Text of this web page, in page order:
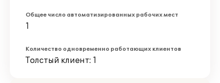
Общее число автоматизированных рабочих мест
1
Количество одновременно работающих клиентов
Толстый клиент: 1